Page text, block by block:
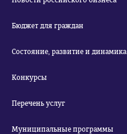
Бюджет для граждан
Состояние, развитие и
Конкурсы
Перечень услуг
Муниципальные программы